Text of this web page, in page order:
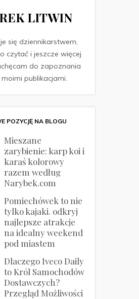
LITWIN
się dziennikarstwem,
czytać i jeszcze więcej
do zapoznania
moimi publikacjami.
POZYCJĘ NA BLOGU
Mieszane
zarybienie: karp koi i
karaś kolorowy
razem według
Narybek.com
Pomiechówek to nie
tylko kajaki. odkryj
najlepsze atrakcje
na idealny weekend
pod miastem
Dlaczego Iveco Daily
to Król Samochodów
Dostawczych?
Przegląd Możliwości